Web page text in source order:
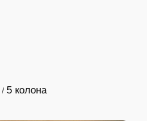
/ 5 колона